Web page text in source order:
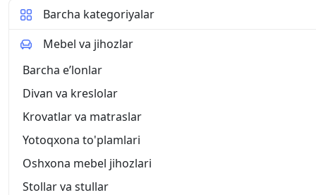
Barcha kategoriyalar
Mebel va jihozlar
Barcha eʼlonlar
Divan va kreslolar
Krovatlar va matraslar
Yotoqxona to'plamlari
Oshxona mebel jihozlari
Stollar va stullar